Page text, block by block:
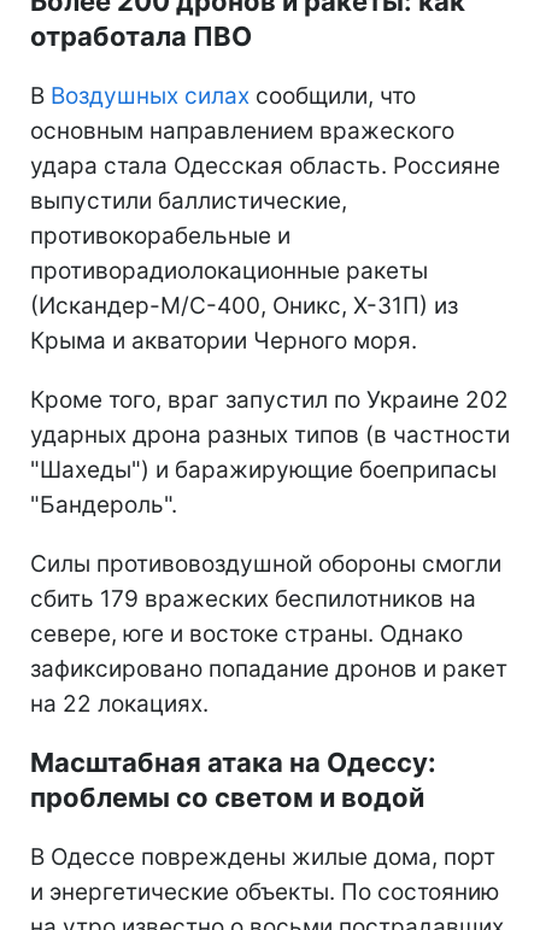
отработала ПВО
В Воздушных силах сообщили, что
основным направлением вражеского
удара стала Одесская область. Россияне
выпустили баллистические,
противокорабельные и
противорадиолокационные ракеты
(Искандер-М/С-400, Оникс, Х-31П) из
Крыма и акватории Черного моря.
Кроме того, враг запустил по Украине 202
ударных дрона разных типов (в частности
"Шахеды") и баражирующие боеприпасы
"Бандероль".
Силы противовоздушной обороны смогли
сбить 179 вражеских беспилотников на
севере, юге и востоке страны. Однако
зафиксировано попадание дронов и ракет
на 22 локациях.
Масштабная атака на Одессу:
проблемы со светом и водой
В Одессе повреждены жилые дома, порт
и энергетические объекты. По состоянию